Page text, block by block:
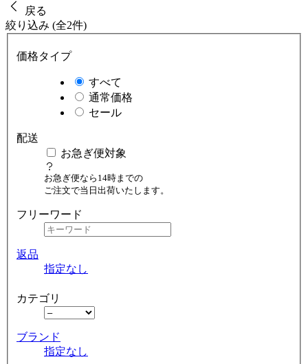
戻る
絞り込み (全2件)
価格タイプ
すべて
通常価格
セール
配送
お急ぎ便対象
お急ぎ便なら14時までの
ご注文で当日出荷いたします。
フリーワード
返品
指定なし
カテゴリ
ブランド
指定なし